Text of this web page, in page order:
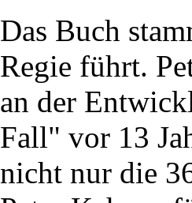
Das Buch
Regie führt.
an der
Fall" vor 13
nicht nur die